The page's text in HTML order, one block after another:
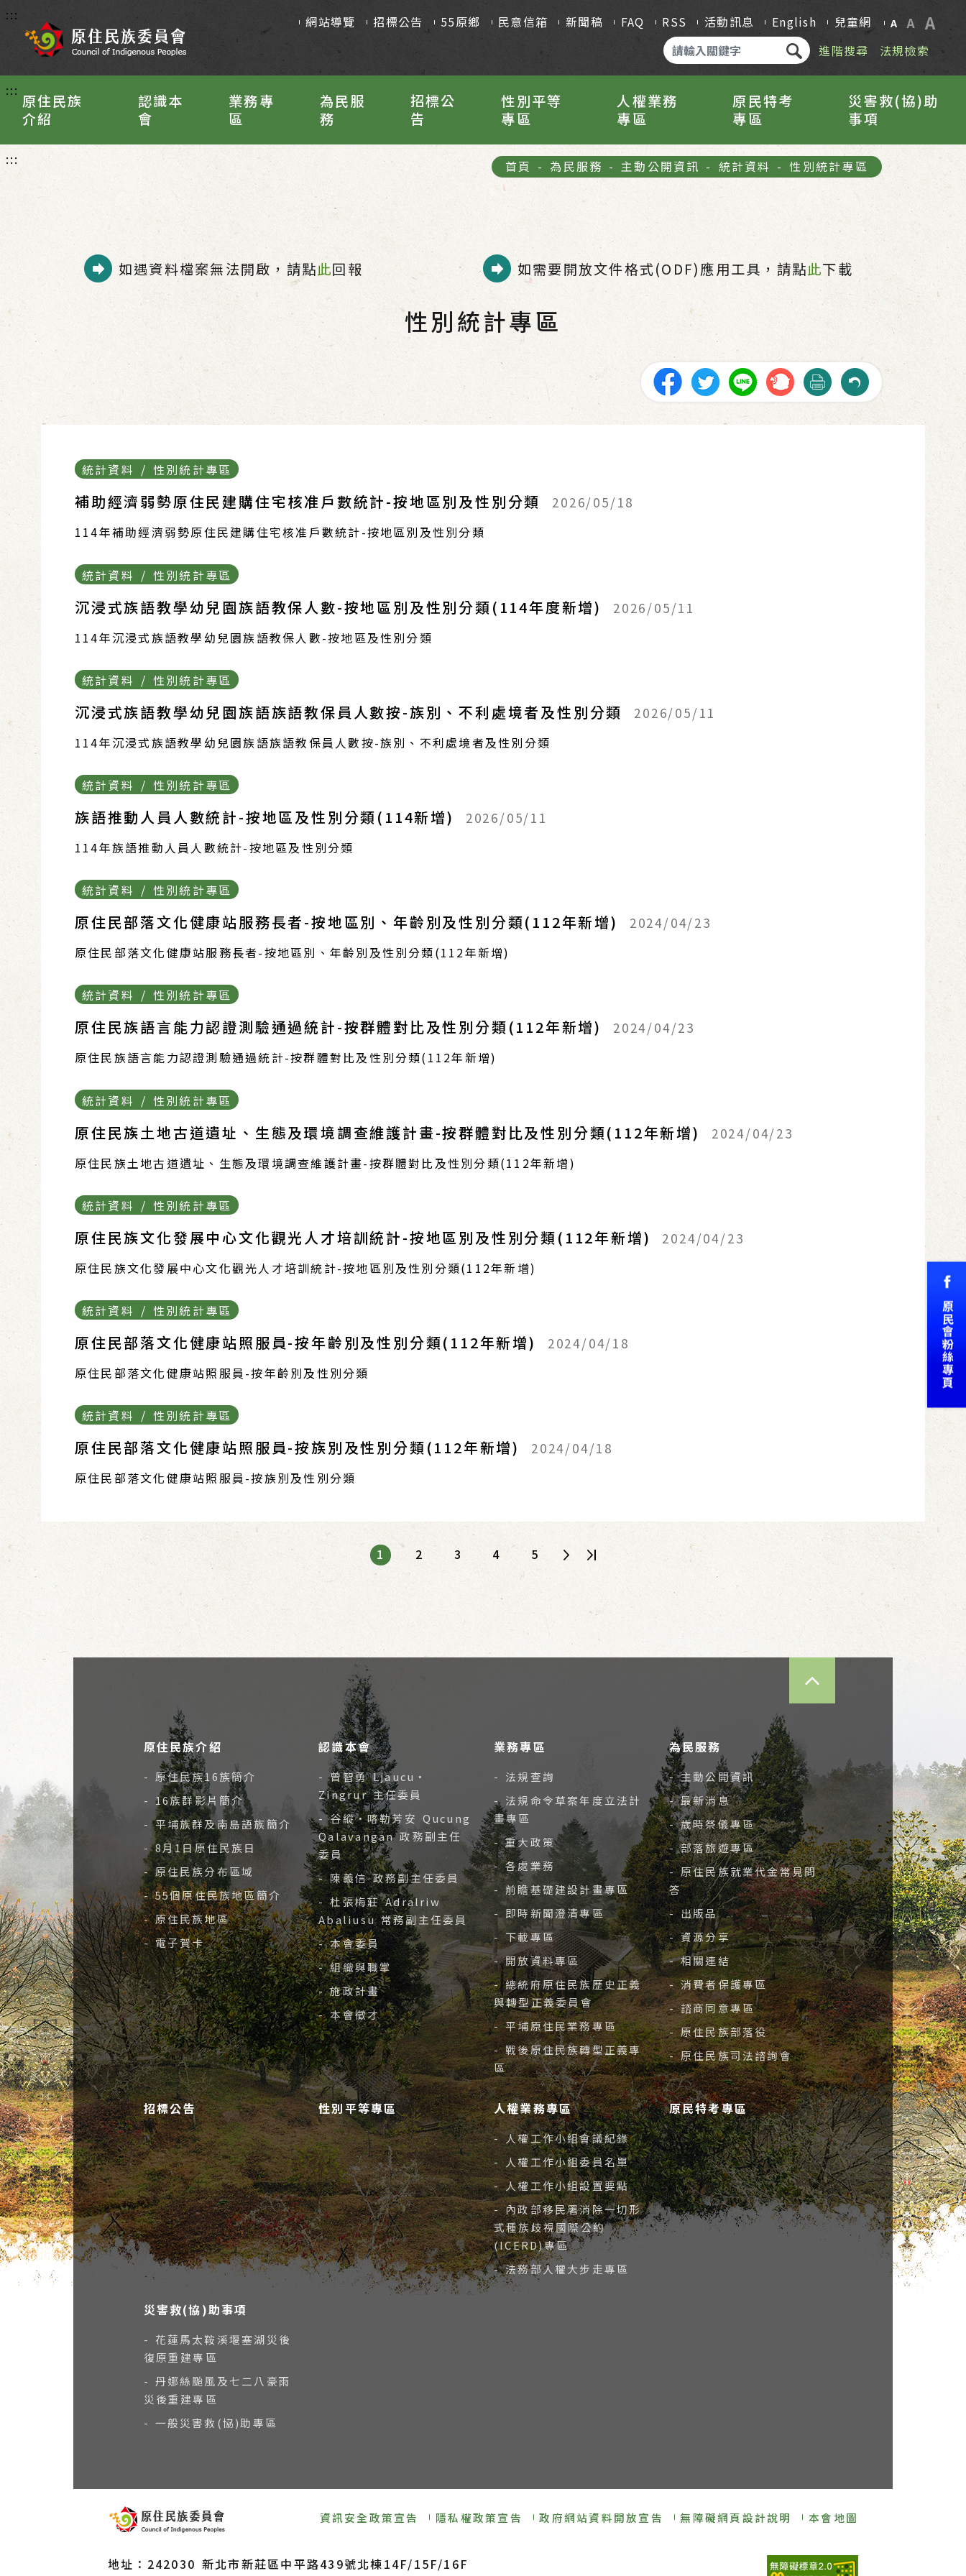
::: 網站導覽 招標公告 55原鄉 民意信箱 新聞稿 FAQ RSS 活動訊息 English 兒童網 A A A
進階搜尋 法規檢索
:::
原住民族
介紹
認識本
會
業務專
區
為民服
務
招標公
告
性別平等
專區
人權業務
專區
原民特考
專區
災害救(協)助
事項
::: 首頁 - 為民服務 - 主動公開資訊 - 統計資料 - 性別統計專區
如遇資料檔案無法開啟，請點此回報 如需要開放文件格式(ODF)應用工具，請點此下載
性別統計專區
統計資料 / 性別統計專區
補助經濟弱勢原住民建購住宅核准戶數統計-按地區別及性別分類 2026/05/18
114年補助經濟弱勢原住民建購住宅核准戶數統計-按地區別及性別分類
統計資料 / 性別統計專區
沉浸式族語教學幼兒園族語教保人數-按地區別及性別分類(114年度新增) 2026/05/11
114年沉浸式族語教學幼兒園族語教保人數-按地區及性別分類
統計資料 / 性別統計專區
沉浸式族語教學幼兒園族語族語教保員人數按-族別、不利處境者及性別分類 2026/05/11
114年沉浸式族語教學幼兒園族語族語教保員人數按-族別、不利處境者及性別分類
統計資料 / 性別統計專區
族語推動人員人數統計-按地區及性別分類(114新增) 2026/05/11
114年族語推動人員人數統計-按地區及性別分類
統計資料 / 性別統計專區
原住民部落文化健康站服務長者-按地區別、年齡別及性別分類(112年新增) 2024/04/23
原住民部落文化健康站服務長者-按地區別、年齡別及性別分類(112年新增)
統計資料 / 性別統計專區
原住民族語言能力認證測驗通過統計-按群體對比及性別分類(112年新增) 2024/04/23
原住民族語言能力認證測驗通過統計-按群體對比及性別分類(112年新增)
統計資料 / 性別統計專區
原住民族土地古道遺址、生態及環境調查維護計畫-按群體對比及性別分類(112年新增) 2024/04/23
原住民族土地古道遺址、生態及環境調查維護計畫-按群體對比及性別分類(112年新增)
統計資料 / 性別統計專區
原住民族文化發展中心文化觀光人才培訓統計-按地區別及性別分類(112年新增) 2024/04/23
原住民族文化發展中心文化觀光人才培訓統計-按地區別及性別分類(112年新增)
統計資料 / 性別統計專區
原住民部落文化健康站照服員-按年齡別及性別分類(112年新增) 2024/04/18
原住民部落文化健康站照服員-按年齡別及性別分類
統計資料 / 性別統計專區
原住民部落文化健康站照服員-按族別及性別分類(112年新增) 2024/04/18
原住民部落文化健康站照服員-按族別及性別分類
1 2 3 4 5
原住民族介紹
- 原住民族16族簡介
- 16族群影片簡介
- 平埔族群及南島語族簡介
- 8月1日原住民族日
- 原住民族分布區域
- 55個原住民族地區簡介
- 原住民族地區
- 電子賀卡
認識本會
- 曾智勇 Ljaucu‧
Zingrur 主任委員
- 谷縱‧喀勒芳安 Qucung
Qalavangan 政務副主任
委員
- 陳義信 政務副主任委員
- 杜張梅莊 Adralriw
Abaliusu 常務副主任委員
- 本會委員
- 組織與職掌
- 施政計畫
- 本會徵才
業務專區
- 法規查詢
- 法規命令草案年度立法計
畫專區
- 重大政策
- 各處業務
- 前瞻基礎建設計畫專區
- 即時新聞澄清專區
- 下載專區
- 開放資料專區
- 總統府原住民族歷史正義
與轉型正義委員會
- 平埔原住民業務專區
- 戰後原住民族轉型正義專
區
為民服務
- 主動公開資訊
- 最新消息
- 歲時祭儀專區
- 部落旅遊專區
- 原住民族就業代金常見問
答
- 出版品
- 資源分享
- 相關連結
- 消費者保護專區
- 諮商同意專區
- 原住民族部落役
- 原住民族司法諮詢會
招標公告 性別平等專區 人權業務專區
- 人權工作小組會議紀錄
- 人權工作小組委員名單
- 人權工作小組設置要點
- 內政部移民署消除一切形
式種族歧視國際公約
(ICERD)專區
- 法務部人權大步走專區
原民特考專區
災害救(協)助事項
- 花蓮馬太鞍溪堰塞湖災後
復原重建專區
- 丹娜絲颱風及七二八豪雨
災後重建專區
- 一般災害救(協)助專區
資訊安全政策宣告 隱私權政策宣告 政府網站資料開放宣告 無障礙網頁設計說明 本會地圖
地址：242030 新北市新莊區中平路439號北棟14F/15F/16F